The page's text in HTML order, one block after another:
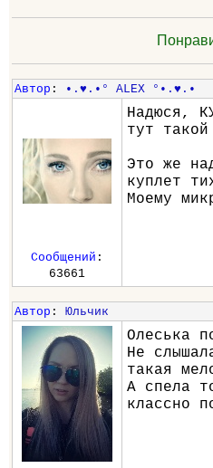
Автор : •.♥.•° ALEX °•.♥.•
Надюся,
тут
Это же
куплет
Моему
Сообщений :
63661
Автор : Юльчик
Олеська
Не
такая
А спела
классно